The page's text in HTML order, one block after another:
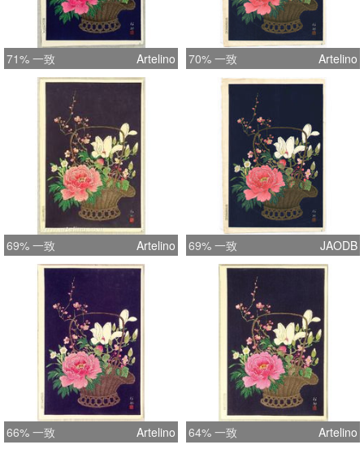
71% 一致 Artelino 70% 一致 Artelino
69% 一致 Artelino 69% 一致 JAODB
66% 一致 Artelino 64% 一致 Artelino